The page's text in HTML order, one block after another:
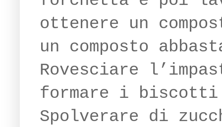
ottenere un
un composto
Rovesciare
formare i
Spolverare di